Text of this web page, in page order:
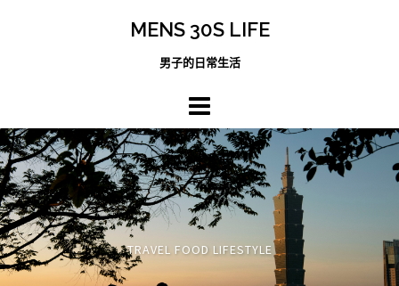
MENS 30S LIFE
男子的日常生活
TRAVEL FOOD LIFESTYLE